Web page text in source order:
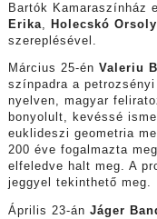
Bartók Kamaraszínház
Erika
Holecskó
szereplésével.
Március 25-én Valeriu
színpadra a
nyelven, magyar
bonyolult, kevéssé
euklideszi geometria
200 éve fogalmazta
elfeledve halt meg. A
jeggyel tekinthető meg.
Április 23-án Jáger